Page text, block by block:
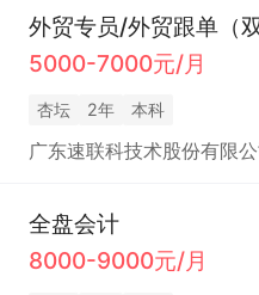
外贸专员/外贸跟单（
5000-7000元/月
杏坛 2年 本科
广东速联科技术股份有限公
全盘会计
8000-9000元/月